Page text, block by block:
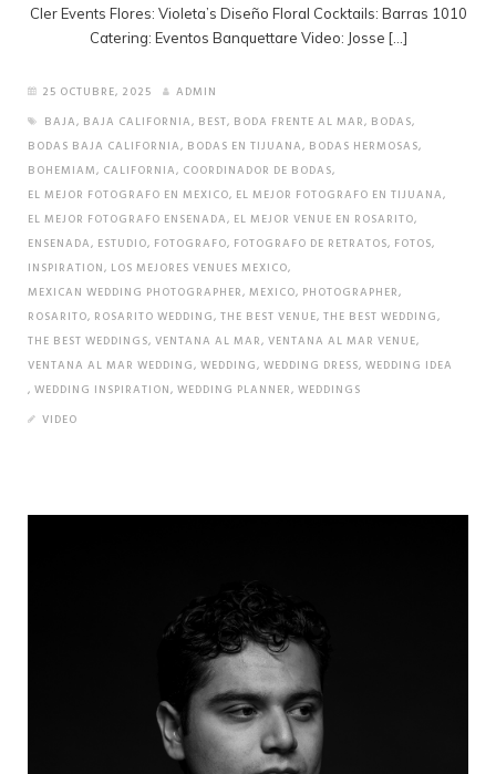
Cler Events Flores: Violeta’s Diseño Floral Cocktails: Barras 1010
Catering: Eventos Banquettare Video: Josse […]
25 OCTUBRE, 2025
ADMIN
BAJA, BAJA CALIFORNIA, BEST, BODA FRENTE AL MAR, BODAS,
BODAS BAJA CALIFORNIA, BODAS EN TIJUANA, BODAS HERMOSAS,
BOHEMIAM, CALIFORNIA, COORDINADOR DE BODAS,
EL MEJOR FOTOGRAFO EN MEXICO, EL MEJOR FOTOGRAFO EN TIJUANA,
EL MEJOR FOTOGRAFO ENSENADA, EL MEJOR VENUE EN ROSARITO,
ENSENADA, ESTUDIO, FOTOGRAFO, FOTOGRAFO DE RETRATOS, FOTOS,
INSPIRATION, LOS MEJORES VENUES MEXICO,
MEXICAN WEDDING PHOTOGRAPHER, MEXICO, PHOTOGRAPHER,
ROSARITO, ROSARITO WEDDING, THE BEST VENUE, THE BEST WEDDING,
THE BEST WEDDINGS, VENTANA AL MAR, VENTANA AL MAR VENUE,
VENTANA AL MAR WEDDING, WEDDING, WEDDING DRESS, WEDDING IDEA
, WEDDING INSPIRATION, WEDDING PLANNER, WEDDINGS
VIDEO